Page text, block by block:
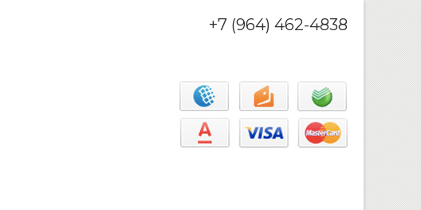
+7 (964) 462-4838